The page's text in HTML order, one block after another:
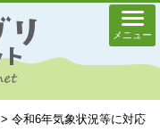
メニュー
> 令和6年気象状況等に対応